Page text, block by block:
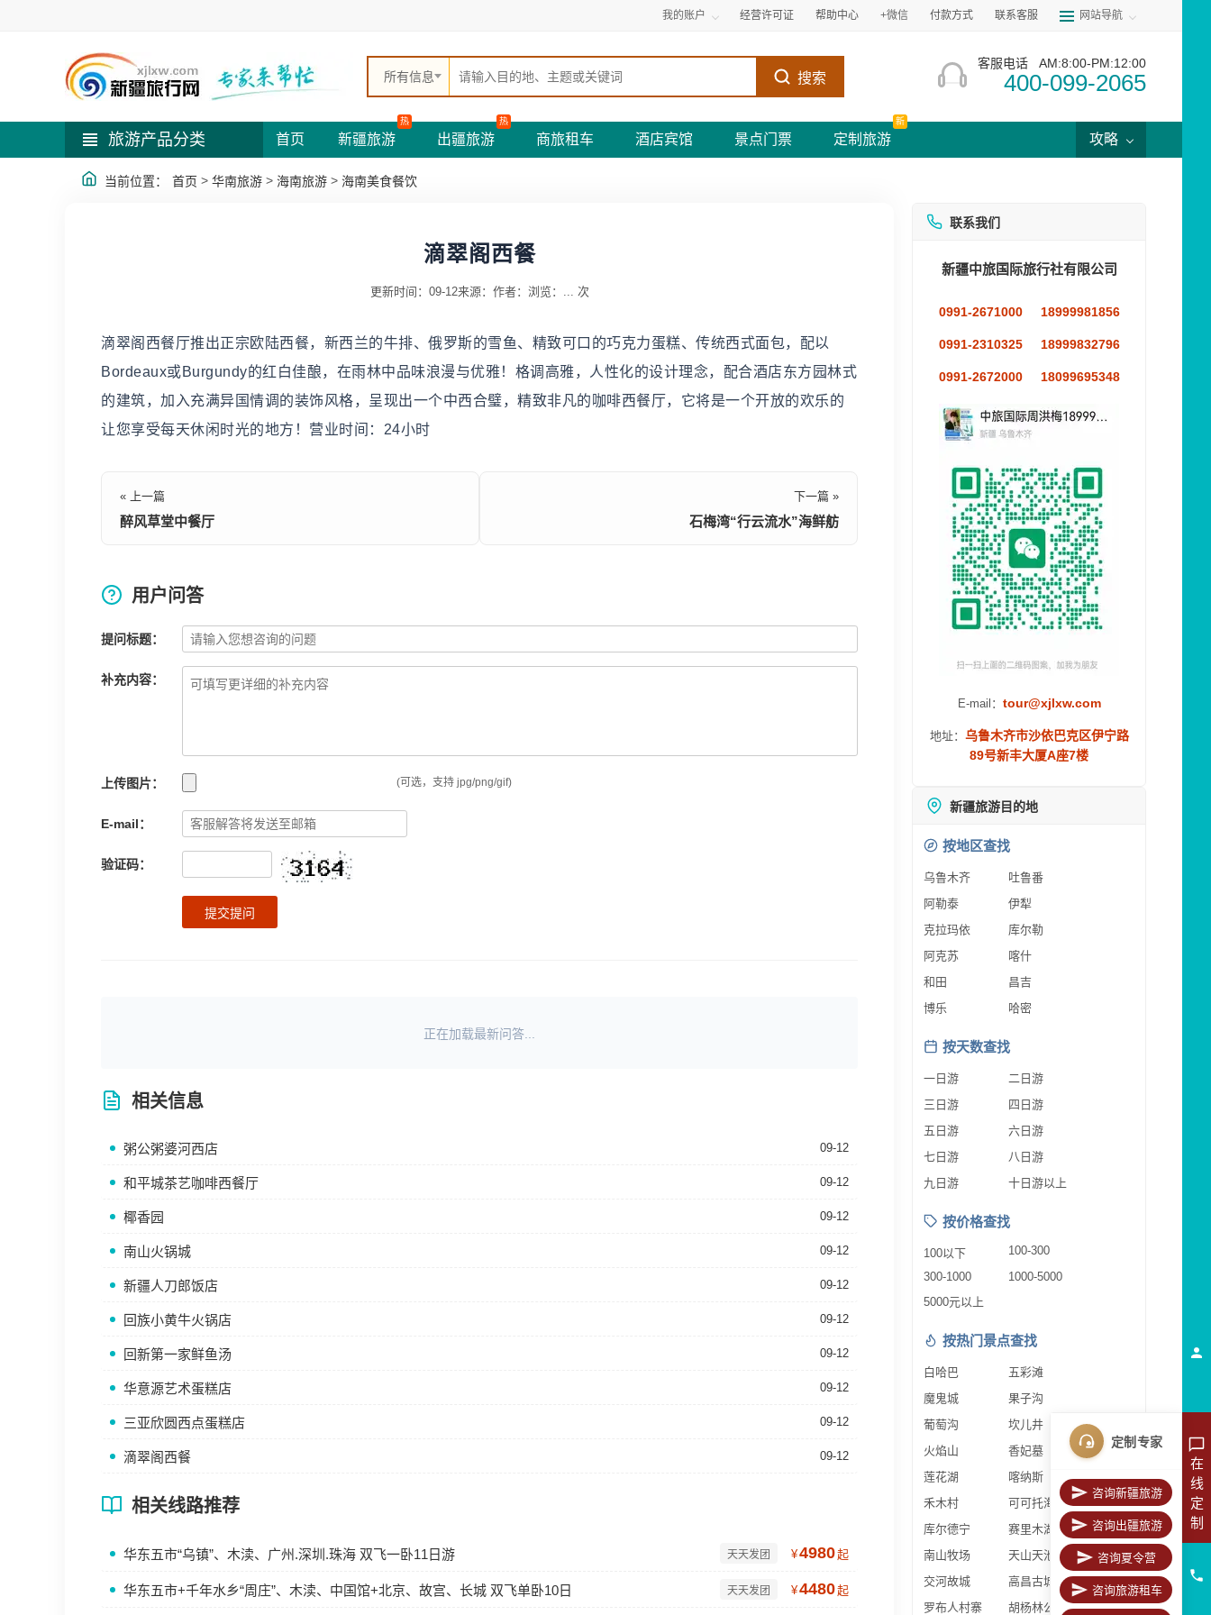
我的账户 经营许可证 帮助中心 +微信 付款方式 联系客服 网站导航
所有信息 搜索
客服电话 AM:8:00-PM:12:00
400-099-2065
旅游产品分类 首页 新疆旅游
热
出疆旅游
热
商旅租车 酒店宾馆 景点门票 定制旅游
新
攻略
当前位置： 首页 > 华南旅游 > 海南旅游 > 海南美食餐饮
滴翠阁西餐
更新时间：09-12来源： 作者： 浏览： ... 次
滴翠阁西餐厅推出正宗欧陆西餐，新西兰的牛排、俄罗斯的雪鱼、精致可口的巧克力蛋糕、传统西式面包，配以
Bordeaux或Burgundy的红白佳酿，在雨林中品味浪漫与优雅！格调高雅，人性化的设计理念，配合酒店东方园林式
的建筑，加入充满异国情调的装饰风格，呈现出一个中西合璧，精致非凡的咖啡西餐厅，它将是一个开放的欢乐的
让您享受每天休闲时光的地方！营业时间：24小时
« 上一篇
醉风草堂中餐厅
下一篇 »
石梅湾“行云流水”海鲜舫
用户问答
提问标题：
补充内容：
上传图片： (可选，支持 jpg/png/gif)
E-mail：
验证码：
提交提问
正在加载最新问答...
相关信息
粥公粥婆河西店 09-12
和平城茶艺咖啡西餐厅 09-12
椰香园 09-12
南山火锅城 09-12
新疆人刀郎饭店 09-12
回族小黄牛火锅店 09-12
回新第一家鲜鱼汤 09-12
华意源艺术蛋糕店 09-12
三亚欣圆西点蛋糕店 09-12
滴翠阁西餐 09-12
相关线路推荐
华东五市“乌镇”、木渎、广州.深圳.珠海 双飞一卧11日游 天天发团 ¥4980起
华东五市+千年水乡“周庄”、木渎、中国馆+北京、故宫、长城 双飞单卧10日 天天发团 ¥4480起
联系我们
新疆中旅国际旅行社有限公司
0991-2671000 18999981856
0991-2310325 18999832796
0991-2672000 18099695348
E-mail： tour@xjlxw.com
地址： 乌鲁木齐市沙依巴克区伊宁路
89号新丰大厦A座7楼
新疆旅游目的地
按地区查找
乌鲁木齐
吐鲁番
阿勒泰
伊犁
克拉玛依
库尔勒
阿克苏
喀什
和田
昌吉
博乐
哈密
按天数查找
一日游
二日游
三日游
四日游
五日游
六日游
七日游
八日游
九日游
十日游以上
按价格查找
100以下
100-300
300-1000
1000-5000
5000元以上
按热门景点查找
白哈巴
五彩滩
魔鬼城
果子沟
葡萄沟
坎儿井
火焰山
香妃墓
莲花湖
喀纳斯
禾木村
可可托海
库尔德宁
赛里木湖
南山牧场
天山天池
交河故城
高昌古城
罗布人村寨
胡杨林公园
在
线
定
制
定制专家
咨询新疆旅游
咨询出疆旅游
咨询夏令营
咨询旅游租车